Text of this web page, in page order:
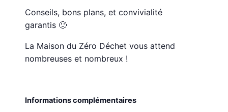
Conseils, bons plans, et convivialité
garantis 🙂
La Maison du Zéro Déchet vous attend
nombreuses et nombreux !
Informations complémentaires